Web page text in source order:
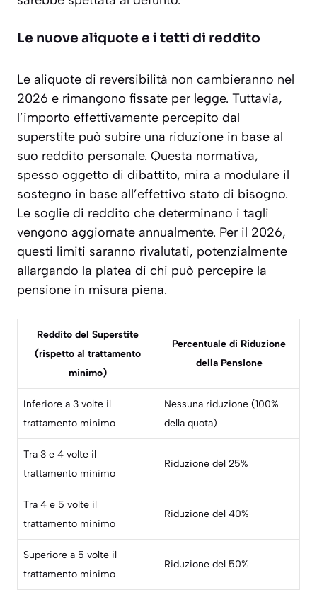
Le nuove aliquote e i tetti di reddito
Le aliquote di reversibilità non cambieranno nel
2026 e rimangono fissate per legge. Tuttavia,
l’importo effettivamente percepito dal
superstite può subire una riduzione in base al
suo reddito personale. Questa normativa,
spesso oggetto di dibattito, mira a modulare il
sostegno in base all’effettivo stato di bisogno.
Le soglie di reddito che determinano i tagli
vengono aggiornate annualmente. Per il 2026,
questi limiti saranno rivalutati, potenzialmente
allargando la platea di chi può percepire la
pensione in misura piena.
Reddito del Superstite
(rispetto al trattamento
minimo)
Percentuale di Riduzione
della Pensione
Inferiore a 3 volte il
trattamento minimo
Nessuna riduzione (100%
della quota)
Tra 3 e 4 volte il
trattamento minimo
Riduzione del 25%
Tra 4 e 5 volte il
trattamento minimo
Riduzione del 40%
Superiore a 5 volte il
trattamento minimo
Riduzione del 50%